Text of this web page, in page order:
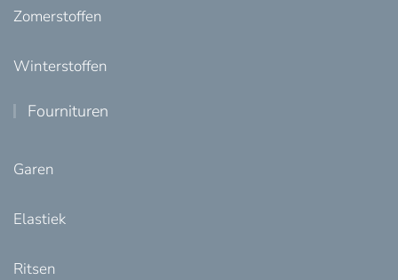
Zomerstoffen
Winterstoffen
Fournituren
Garen
Elastiek
Ritsen